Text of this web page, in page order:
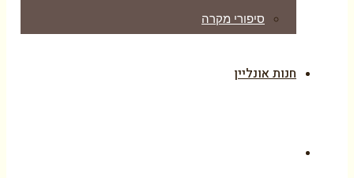
סיפורי מקרה
חנות אונליין